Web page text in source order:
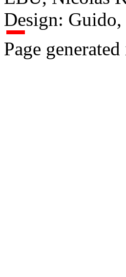
Design:
Page generated